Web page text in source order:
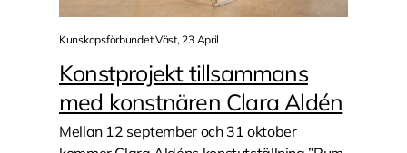
Kunskapsförbundet Väst, 23 April
Konstprojekt tillsammans
med konstnären Clara Aldén
Mellan 12 september och 31 oktober